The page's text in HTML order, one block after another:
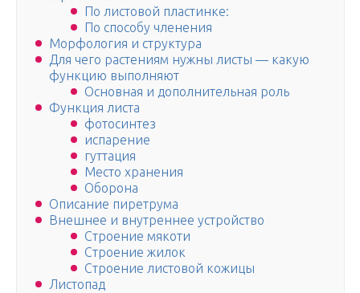
По листовой пластинке:
По способу членения
Морфология и структура
Для чего растениям нужны листы — какую
функцию выполняют
Основная и дополнительная роль
Функция листа
фотосинтез
испарение
гуттация
Место хранения
Оборона
Описание пиретрума
Внешнее и внутреннее устройство
Строение мякоти
Строение жилок
Строение листовой кожицы
Листопад